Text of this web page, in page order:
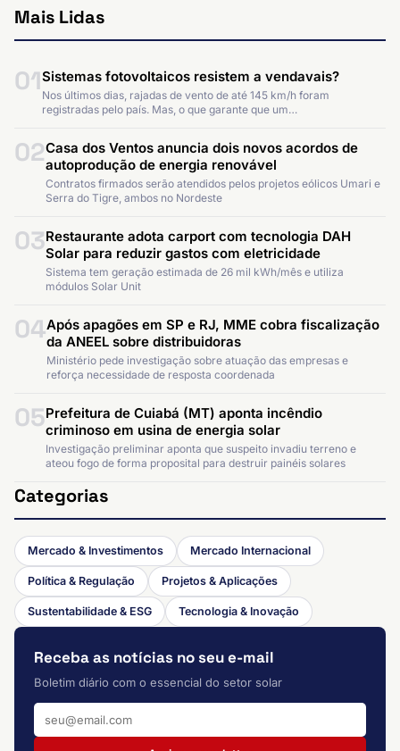
Mais Lidas
01Sistemas fotovoltaicos resistem a vendavais?
Nos últimos dias, rajadas de vento de até 145 km/h foram
registradas pelo país. Mas, o que garante que um…
02Casa dos Ventos anuncia dois novos acordos de
autoprodução de energia renovável
Contratos firmados serão atendidos pelos projetos eólicos Umari e
Serra do Tigre, ambos no Nordeste
03Restaurante adota carport com tecnologia DAH
Solar para reduzir gastos com eletricidade
Sistema tem geração estimada de 26 mil kWh/mês e utiliza
módulos Solar Unit
04Após apagões em SP e RJ, MME cobra fiscalização
da ANEEL sobre distribuidoras
Ministério pede investigação sobre atuação das empresas e
reforça necessidade de resposta coordenada
05Prefeitura de Cuiabá (MT) aponta incêndio
criminoso em usina de energia solar
Investigação preliminar aponta que suspeito invadiu terreno e
ateou fogo de forma proposital para destruir painéis solares
Categorias
Mercado & Investimentos Mercado Internacional
Política & Regulação Projetos & Aplicações
Sustentabilidade & ESG Tecnologia & Inovação
Receba as notícias no seu e-mail
Boletim diário com o essencial do setor solar